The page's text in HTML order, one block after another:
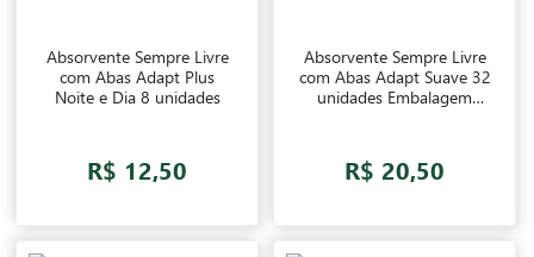
Absorvente Sempre Livre
com Abas Adapt Plus
Noite e Dia 8 unidades
R$ 12,50
Absorvente Sempre Livre
com Abas Adapt Suave 32
unidades Embalagem
R$ 20,50